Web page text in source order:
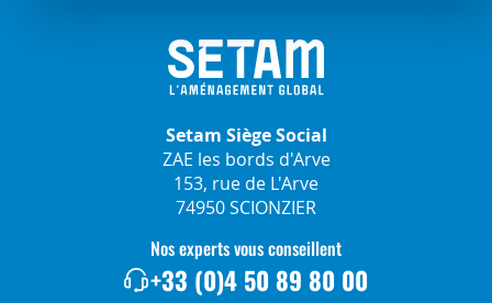
Setam Siège Social
ZAE les bords d'Arve
153, rue de L'Arve
74950 SCIONZIER
Nos experts vous conseillent
+33 (0)4 50 89 80 00